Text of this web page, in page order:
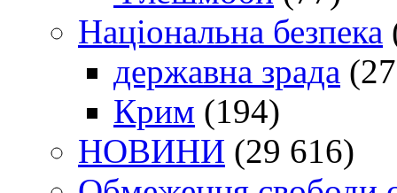
Національна безпека
державна зрада
Крим (194)
НОВИНИ (29 616)